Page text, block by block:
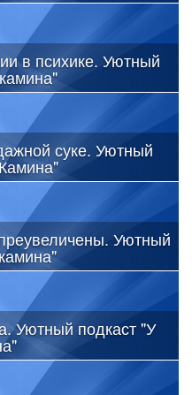
в психике. Уютный
суке. Уютный
Уютный
Уютный подкаст "У